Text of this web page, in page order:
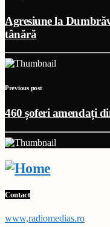
Agresiune la
tânără
Previous post
460 șoferi amendați
Contact
www,radiomedias.ro